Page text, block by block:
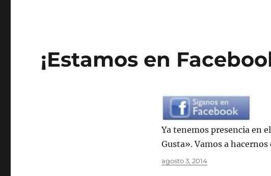
¡Estamos en
Ya tenemos presencia en
Gusta». Vamos a
Autor
Publicado
agosto 3, 2014